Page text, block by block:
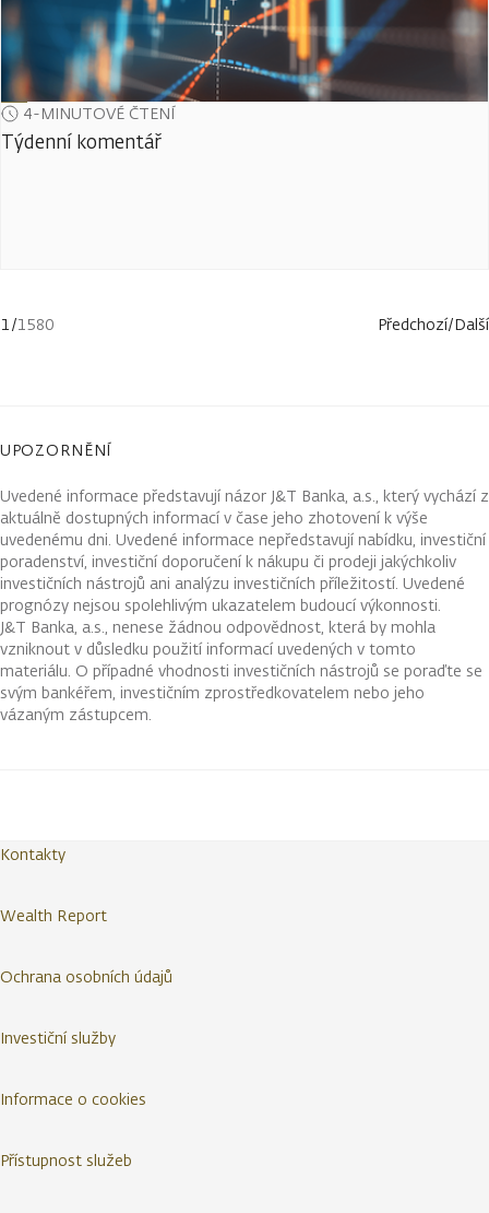
4-MINUTOVÉ ČTENÍ
Týdenní komentář
1/1580 Předchozí/Další
UPOZORNĚNÍ
Uvedené informace představují názor J&T Banka, a.s., který vychází z
aktuálně dostupných informací v čase jeho zhotovení k výše
uvedenému dni. Uvedené informace nepředstavují nabídku, investiční
poradenství, investiční doporučení k nákupu či prodeji jakýchkoliv
investičních nástrojů ani analýzu investičních příležitostí. Uvedené
prognózy nejsou spolehlivým ukazatelem budoucí výkonnosti.
J&T Banka, a.s., nenese žádnou odpovědnost, která by mohla
vzniknout v důsledku použití informací uvedených v tomto
materiálu. O případné vhodnosti investičních nástrojů se poraďte se
svým bankéřem, investičním zprostředkovatelem nebo jeho
vázaným zástupcem.
Kontakty
Wealth Report
Ochrana osobních údajů
Investiční služby
Informace o cookies
Přístupnost služeb